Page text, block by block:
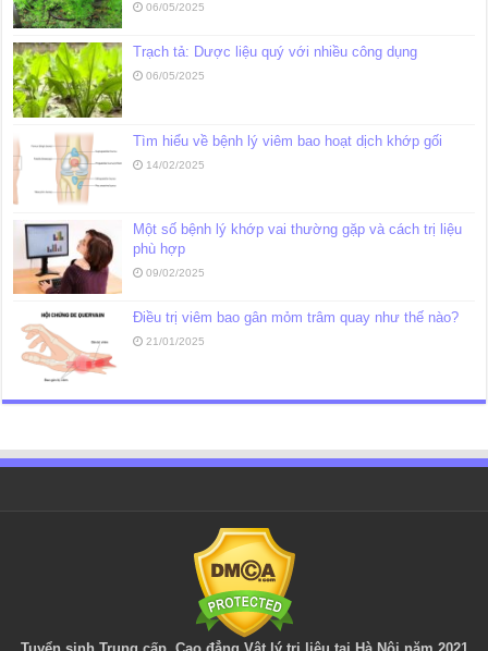
06/05/2025
Trạch tả: Dược liệu quý với nhiều công dụng
06/05/2025
Tìm hiểu về bệnh lý viêm bao hoạt dịch khớp gối
14/02/2025
Một số bệnh lý khớp vai thường gặp và cách trị liệu
phù hợp
09/02/2025
Điều trị viêm bao gân mỏm trâm quay như thế nào?
21/01/2025